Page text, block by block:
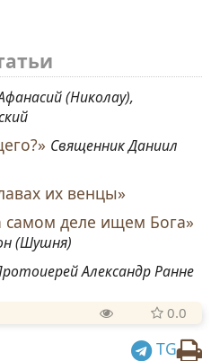
(Николау),
Священник Даниил
их венцы»
деле ищем Бога»
(Шушня)
Александр Ранне
0.0
TG